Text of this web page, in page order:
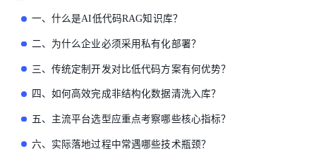
一、什么是AI低代码RAG知识库？
二、为什么企业必须采用私有化部署？
三、传统定制开发对比低代码方案有何优势？
四、如何高效完成非结构化数据清洗入库？
五、主流平台选型应重点考察哪些核心指标？
六、实际落地过程中常遇哪些技术瓶颈？